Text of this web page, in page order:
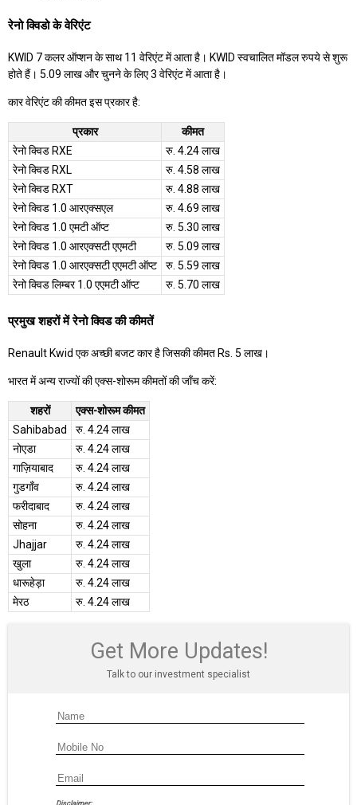
रेनो क्विडो के वेरिएंट
KWID 7 कलर ऑप्शन के साथ 11 वेरिएंट में आता है। KWID स्वचालित मॉडल रुपये से शुरू
होते हैं। 5.09 लाख और चुनने के लिए 3 वेरिएंट में आता है।
कार वेरिएंट की कीमत इस प्रकार है:
प्रकार
कीमत
रेनो क्विड RXE
रु. 4.24 लाख
रेनो क्विड RXL
रु. 4.58 लाख
रेनो क्विड RXT
रु. 4.88 लाख
रेनो क्विड 1.0 आरएक्सएल
रु. 4.69 लाख
रेनो क्विड 1.0 एमटी ऑप्ट
रु. 5.30 लाख
रेनो क्विड 1.0 आरएक्सटी एएमटी
रु. 5.09 लाख
रेनो क्विड 1.0 आरएक्सटी एएमटी ऑप्ट
रु. 5.59 लाख
रेनो क्विड लिम्बर 1.0 एएमटी ऑप्ट
रु. 5.70 लाख
प्रमुख शहरों में रेनो क्विड की कीमतें
Renault Kwid एक अच्छी बजट कार है जिसकी कीमत Rs. 5 लाख।
भारत में अन्य राज्यों की एक्स-शोरूम कीमतों की जाँच करें:
शहरों
एक्स-शोरूम कीमत
Sahibabad
रु. 4.24 लाख
नोएडा
रु. 4.24 लाख
गाज़ियाबाद
रु. 4.24 लाख
गुडगाँव
रु. 4.24 लाख
फरीदाबाद
रु. 4.24 लाख
सोहना
रु. 4.24 लाख
Jhajjar
रु. 4.24 लाख
खुला
रु. 4.24 लाख
धारूहेड़ा
रु. 4.24 लाख
मेरठ
रु. 4.24 लाख
Get More Updates!
Talk to our investment specialist